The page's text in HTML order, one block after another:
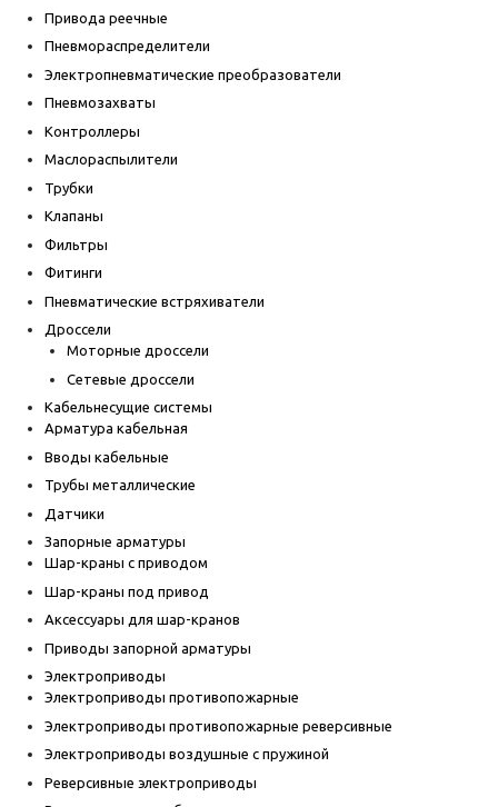
Привода реечные
Пневмораспределители
Электропневматические преобразователи
Пневмозахваты
Контроллеры
Маслораспылители
Трубки
Клапаны
Фильтры
Фитинги
Пневматические встряхиватели
Дроссели
Моторные дроссели
Сетевые дроссели
Кабельнесущие системы
Арматура кабельная
Вводы кабельные
Трубы металлические
Датчики
Запорные арматуры
Шар-краны с приводом
Шар-краны под привод
Аксессуары для шар-кранов
Приводы запорной арматуры
Электроприводы
Электроприводы противопожарные
Электроприводы противопожарные реверсивные
Электроприводы воздушные с пружиной
Реверсивные электроприводы